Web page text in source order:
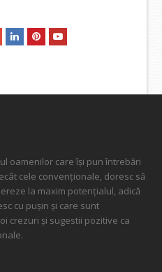
LinkedInPinterestYoutube
oamenilor care își pun întrebări
cele convenționale, doresc să
la maxim potențialul, adică
cu pușin și care sunt
crezuri și sugestii pozitive ca